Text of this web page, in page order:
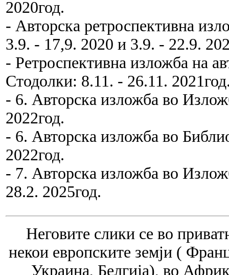
2020год.
- Авторска ретроспективна
3.9. - 17,9. 2020 и 3.9. - 22.9.
- Ретроспективна изложба на
Стодолки: 8.11. - 26.11.
- 6. Авторска изложба во
2022год.
- 6. Авторска изложба во
2022год.
- 7. Авторска изложба во
28.2. 2025год.
Неговите слики се во
некои европските земји (
Украина, Белгија), во